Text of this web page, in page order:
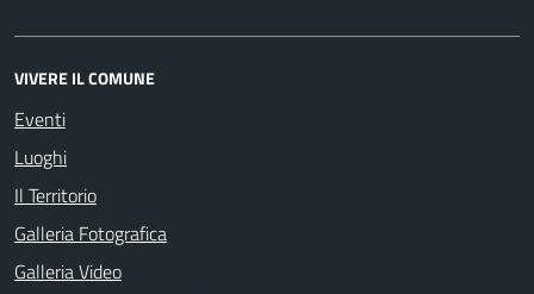
VIVERE IL COMUNE
Eventi
Luoghi
Il Territorio
Galleria Fotografica
Galleria Video